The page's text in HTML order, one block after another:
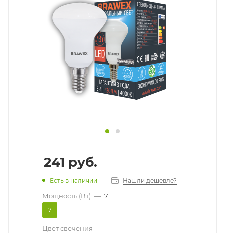
241 руб.
Есть в наличии Нашли дешевле?
Мощность (Вт) — 7
7
Цвет свечения